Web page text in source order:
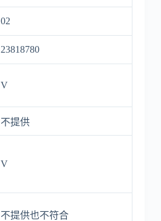
02
23818780
V
不提供
V
不提供也不符合